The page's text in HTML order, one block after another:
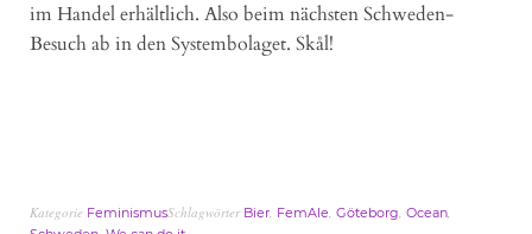
im Handel erhältlich. Also beim nächsten Schweden-
Besuch ab in den Systembolaget. Skål!
Kategorie FeminismusSchlagwörter Bier, FemAle, Göteborg, Ocean,